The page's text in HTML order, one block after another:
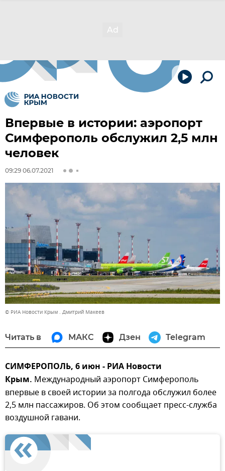
Впервые в истории: аэропорт
Симферополь обслужил 2,5 млн
человек
09:29 06.07.2021
© РИА Новости Крым . Дмитрий Макеев
Читать в МАКС Дзен Telegram
СИМФЕРОПОЛЬ, 6 июн - РИА Новости
Крым. Международный аэропорт Симферополь
впервые в своей истории за полгода обслужил более
2,5 млн пассажиров. Об этом сообщает пресс-служба
воздушной гавани.